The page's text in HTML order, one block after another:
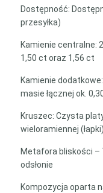
Dostępność:
przesyłka)
Kamienie centralne:
1,50 ct oraz 1,56 ct
Kamienie
masie łącznej ok.
Kruszec: Czysta
wieloramiennej (łapki)
Metafora bliskości –
odsłonie
Kompozycja oparta